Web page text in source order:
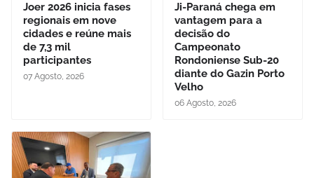
Joer 2026 inicia fases
regionais em nove
cidades e reúne mais
de 7,3 mil
participantes
07 Agosto, 2026
Ji-Paraná chega em
vantagem para a
decisão do
Campeonato
Rondoniense Sub-20
diante do Gazin Porto
Velho
06 Agosto, 2026